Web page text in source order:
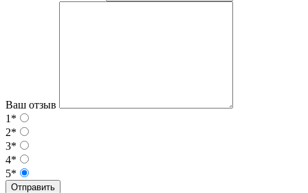
Ваш отзыв
1*
2*
3*
4*
5*
Отправить